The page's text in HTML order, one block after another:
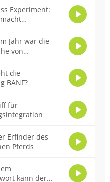
werden.
Experiment:
eine Rolle?
Jahr war die
von
die
BANF?
für
Erfinder des
Pferds
kann der